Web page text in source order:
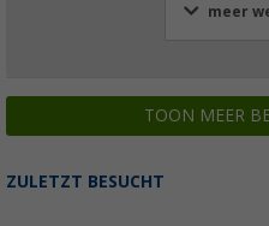
meer
TOON MEER
ZULETZT BESUCHT